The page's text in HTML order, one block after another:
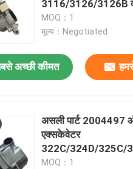
भागों
3116/3126/3126B
MOQ：1
मूल्य：Negotiated
अच्छी कीमत
असली पार्ट 2004497
एक्सकेवेटर
322C/324D/325C/
इंजन 3116/3126/
MOQ：1